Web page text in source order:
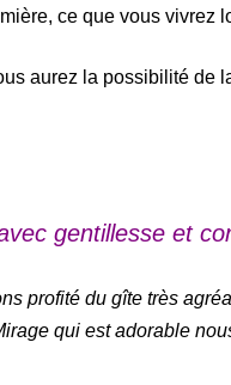
ce que vous vivrez
aurez la possibilité de
gentillesse et
profité du gîte très
qui est adorable